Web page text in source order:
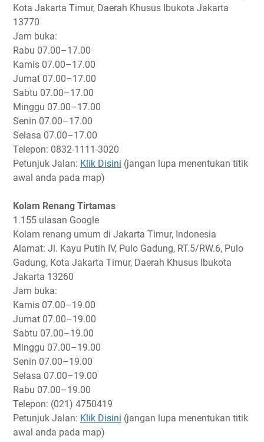
Kota Jakarta Timur, Daerah Khusus Ibukota Jakarta
13770
Jam buka:
Rabu 07.00–17.00
Kamis 07.00–17.00
Jumat 07.00–17.00
Sabtu 07.00–17.00
Minggu 07.00–17.00
Senin 07.00–17.00
Selasa 07.00–17.00
Telepon: 0832-1111-3020
Petunjuk Jalan: Klik Disini (jangan lupa menentukan titik
awal anda pada map)
Kolam Renang Tirtamas
1.155 ulasan Google
Kolam renang umum di Jakarta Timur, Indonesia
Alamat: Jl. Kayu Putih IV, Pulo Gadung, RT.5/RW.6, Pulo
Gadung, Kota Jakarta Timur, Daerah Khusus Ibukota
Jakarta 13260
Jam buka:
Kamis 07.00–19.00
Jumat 07.00–19.00
Sabtu 07.00–19.00
Minggu 07.00–19.00
Senin 07.00–19.00
Selasa 07.00–19.00
Rabu 07.00–19.00
Telepon: (021) 4750419
Petunjuk Jalan: Klik Disini (jangan lupa menentukan titik
awal anda pada map)